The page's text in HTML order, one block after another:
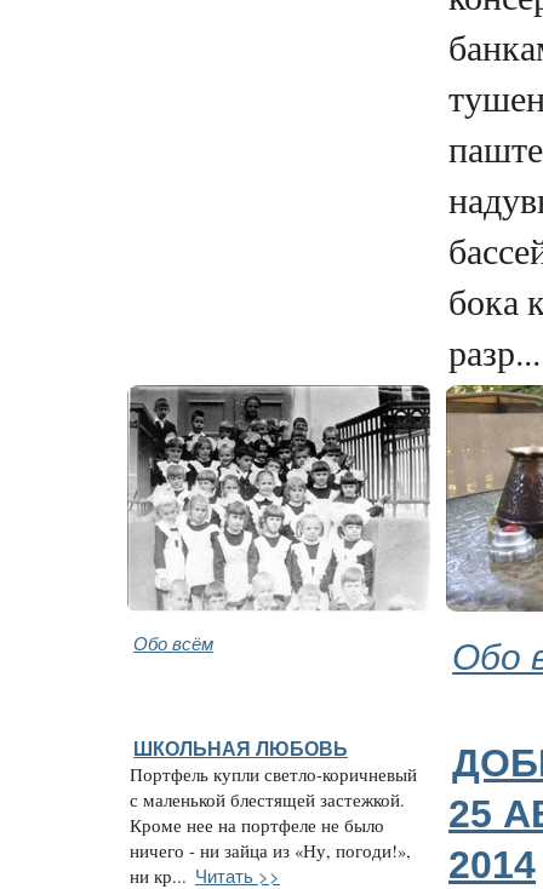
бока
разр...
Обо всём Обо
ШКОЛЬНАЯ ЛЮБОВЬ
Портфель купли светло-коричневый
с маленькой блестящей застежкой.
Кроме нее на портфеле не было
ничего - ни зайца из «Ну, погоди!»,
ни кр... Читать >>
25
2014